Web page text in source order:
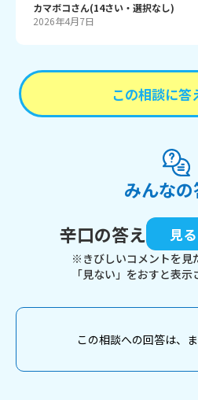
カマボコさん(14さい・ 選択なし)
2026年4月7日
この相談に答
みんな
辛口の答え
見る
※きびしいコメントを見
「見ない」をおすと表示
この相談への回答は、